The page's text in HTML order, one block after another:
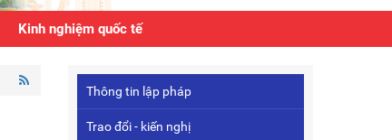
Kinh nghiệm quốc tế
Thông tin lập pháp
Trao đổi - kiến nghị